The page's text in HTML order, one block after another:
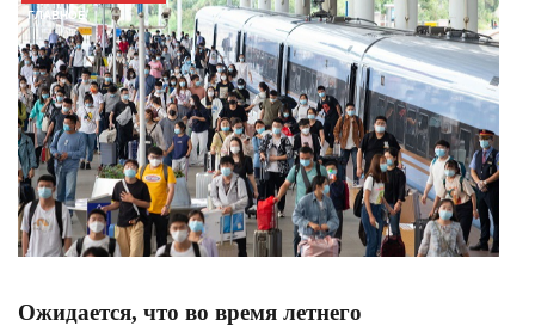
ГЛАВНОЕ
Ожидается, что во время летнего